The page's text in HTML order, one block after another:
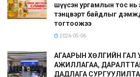
шүүсэн ургамлын тос нь
тэнцвэрт байдлыг
тогтоожээ
2026-05-06
АГААРЫН ХӨЛГИЙН ГАЛ
АЖИЛЛАГАА,
ДАДЛАГА